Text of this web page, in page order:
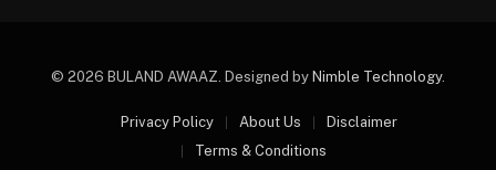
© 2026 BULAND AWAAZ. Designed by Nimble Technology.
Privacy Policy About Us
Disclaimer
Terms & Conditions